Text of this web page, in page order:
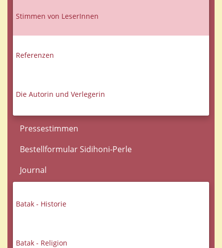
Stimmen von LeserInnen
Referenzen
Die Autorin und Verlegerin
Pressestimmen
Bestellformular Sidihoni-Perle
Journal
Batak - Historie
Batak - Religion